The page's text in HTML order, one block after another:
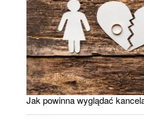
Jak powinna wyglądać